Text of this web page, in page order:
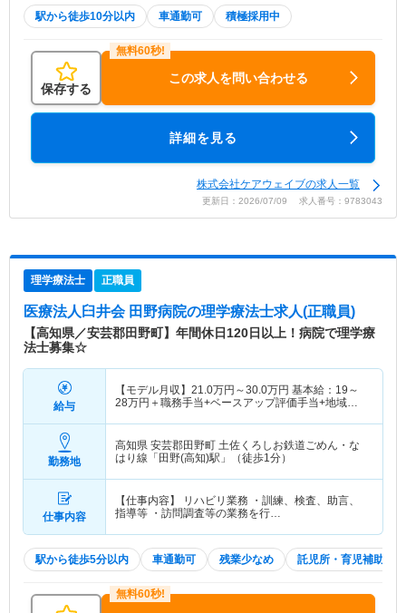
駅から徒歩10分以内 車通勤可 積極採用中
保存する
この求人を問い合わせる
詳細を見る
株式会社ケアウェイブの求人一覧
更新日：2026/07/09 求人番号：9783043
理学療法士 正職員
医療法人臼井会 田野病院の理学療法士求人(正職員)
【高知県／安芸郡田野町】年間休日120日以上！病院で理学療
法士募集☆
給与
【モデル月収】 21.0万円～30.0万円 基本給：19～
28万円＋職務手当+ベースアップ評価手当+地域医
勤務地
高知県 安芸郡田野町 土佐くろしお鉄道ごめん・な
はり線「田野(高知)駅」（徒歩1分）
仕事内容
【仕事内容】 リハビリ業務 ・訓練、検査、助言、
指導等 ・訪問調査等の業務を行…
駅から徒歩5分以内 車通勤可 残業少なめ 託児所・育児補助